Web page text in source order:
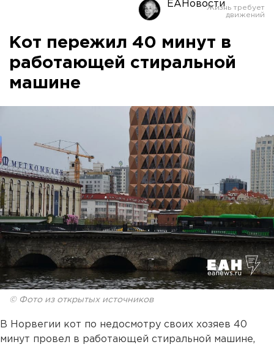
ЕАНовости
Кот пережил 40 минут в
работающей стиральной
машине
© Фото из открытых источников
В Норвегии кот по недосмотру своих хозяев 40
минут провел в работающей стиральной машине,